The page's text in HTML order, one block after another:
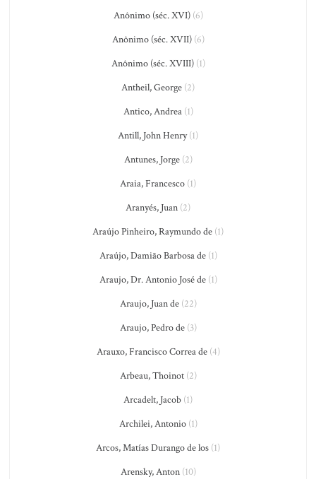
Anônimo (séc. XVI)(6)
Anônimo (séc. XVII)(6)
Anônimo (séc. XVIII)(1)
Antheil, George (2)
Antico, Andrea(1)
Antill, John Henry(1)
Antunes, Jorge(2)
Araia, Francesco (1)
Aranyés, Juan (2)
Araújo Pinheiro, Raymundo de (1)
Araújo, Damião Barbosa de(1)
Araujo, Dr. Antonio José de(1)
Araujo, Juan de(22)
Araujo, Pedro de(3)
Arauxo, Francisco Correa de(4)
Arbeau, Thoinot(2)
Arcadelt, Jacob (1)
Archilei, Antonio(1)
Arcos, Matías Durango de los (1)
Arensky, Anton(10)